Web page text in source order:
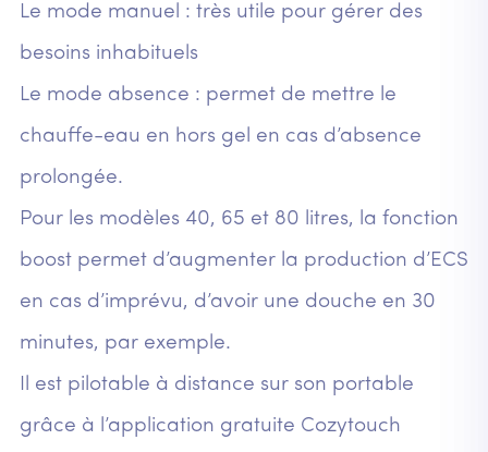
Le mode manuel : très utile pour gérer des
besoins inhabituels
Le mode absence : permet de mettre le
chauffe-eau en hors gel en cas d’absence
prolongée.
Pour les modèles 40, 65 et 80 litres, la fonction
boost permet d’augmenter la production d’ECS
en cas d’imprévu, d’avoir une douche en 30
minutes, par exemple.
Il est pilotable à distance sur son portable
grâce à l’application gratuite Cozytouch